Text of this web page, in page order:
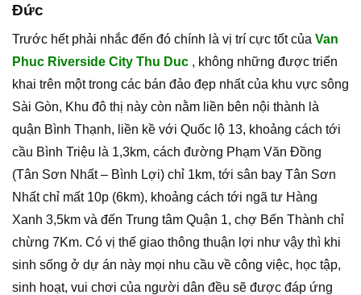
Đức
Trước hết phải nhắc đến đó chính là vị trí cực tốt của Van
Phuc Riverside City Thu Duc , không những được triển
khai trên một trong các bán đảo đẹp nhất của khu vực sông
Sài Gòn, Khu đô thị này còn nằm liền bên nội thành là
quận Bình Thạnh, liền kề với Quốc lộ 13, khoảng cách tới
cầu Bình Triệu là 1,3km, cách đường Phạm Văn Đồng
(Tân Sơn Nhất – Bình Lợi) chỉ 1km, tới sân bay Tân Sơn
Nhất chỉ mất 10p (6km), khoảng cách tới ngã tư Hàng
Xanh 3,5km và đến Trung tâm Quận 1, chợ Bến Thành chỉ
chừng 7Km. Có vị thế giao thông thuận lợi như vậy thì khi
sinh sống ở dự án này mọi nhu cầu về công việc, học tập,
sinh hoạt, vui chơi của người dân đều sẽ được đáp ứng